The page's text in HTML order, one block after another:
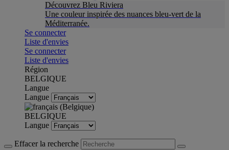
Découvrez Bleu Riviera
Une couleur inspirée des nuances bleu-vert de la
Méditerranée.
Se connecter
Liste d'envies
Se connecter
Liste d'envies
Région
BELGIQUE
Langue
Langue
BELGIQUE
Langue
Effacer la recherche